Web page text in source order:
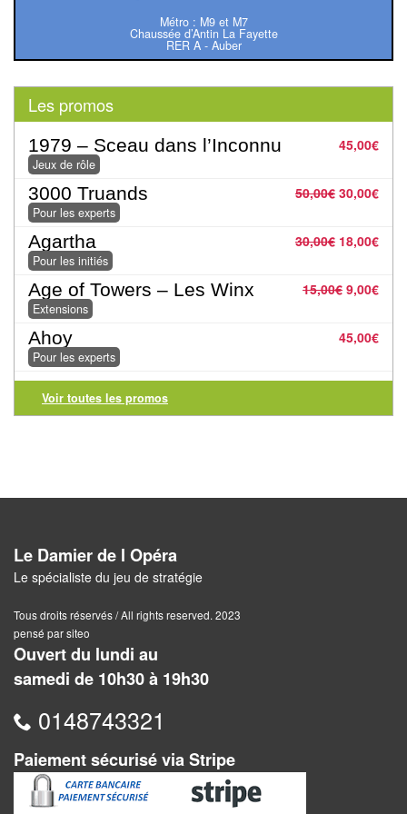
enfants
Pour
la
famille
Pour
les
initiés
Pour
les
experts
En
solitaire
Coopératif
Escape
Game
/
Enquête
Jeux
évolutifs
Métro : M9 et M7
Chaussée d’Antin La Fayette
RER A - Auber
Les promos
45,00€
1979 – Sceau dans l’Inconnu
Jeux de rôle
50,00€ 30,00€
3000 Truands
Pour les experts
30,00€ 18,00€
Agartha
Pour les initiés
15,00€ 9,00€
Age of Towers – Les Winx
Extensions
45,00€
Ahoy
Pour les experts
Voir toutes les promos
Le Damier de l Opéra
Le spécialiste du jeu de stratégie
Tous droits réservés / All rights reserved. 2023
pensé par siteo
Ouvert du lundi au
samedi de 10h30 à 19h30
0148743321
Paiement sécurisé via Stripe